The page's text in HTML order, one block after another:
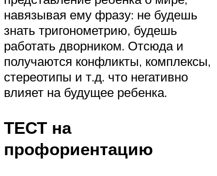
навязывая ему фразу: не будешь
знать тригонометрию, будешь
работать дворником. Отсюда и
получаются конфликты, комплексы,
стереотипы и т.д. что негативно
влияет на будущее ребенка.
ТЕСТ на
профориентацию